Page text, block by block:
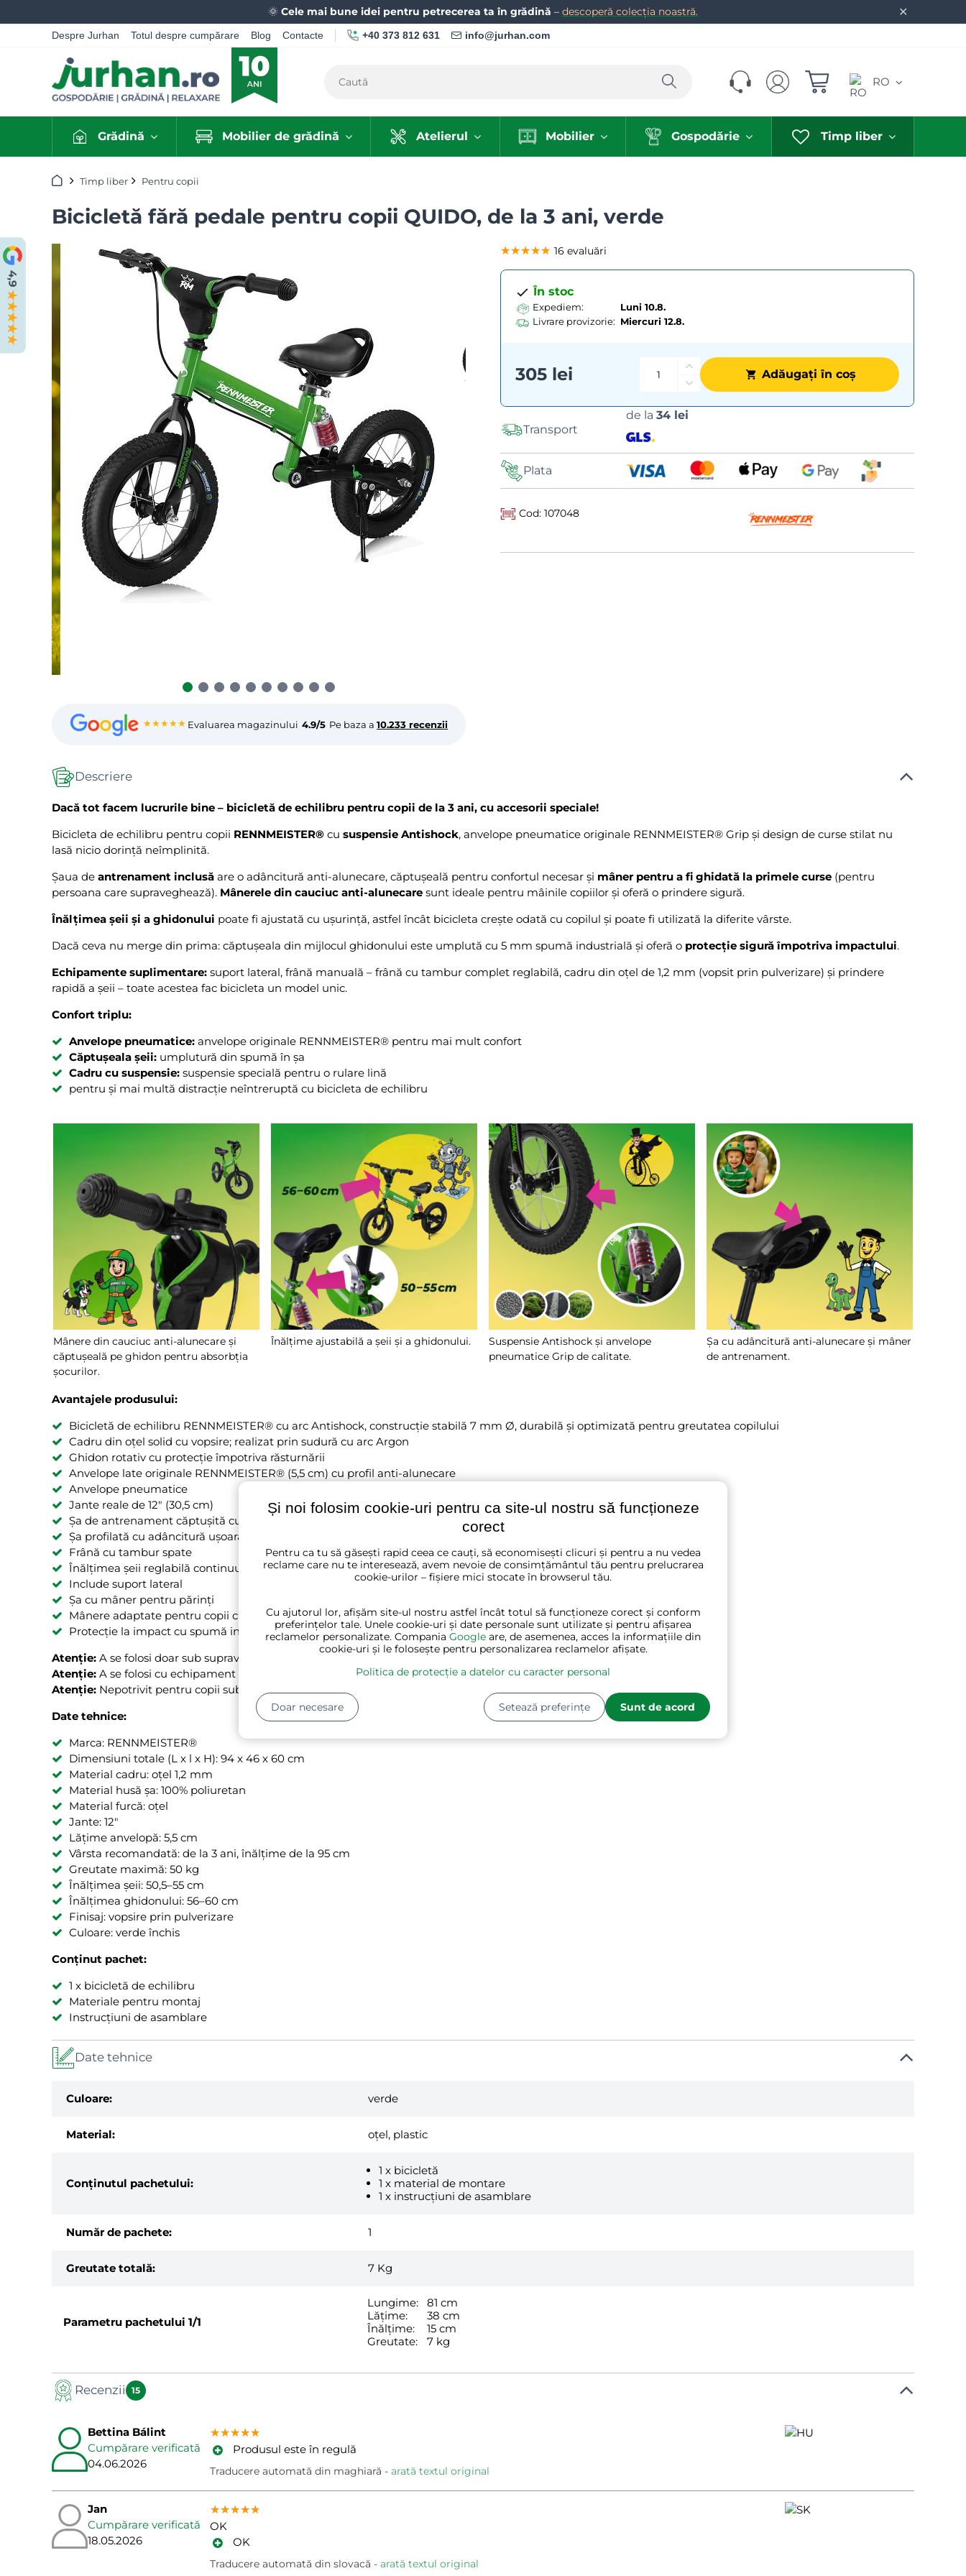
✕
🌞 Cele mai bune idei pentru petrecerea ta în grădină – descoperă colecția noastră.
Despre Jurhan Totul despre cumpărare Blog Contacte +40 373 812 631 info@jurhan.com
Caută RO
Grădină Mobilier de grădină Atelierul Mobilier Gospodărie Timp liber
Acasă Timp liber Pentru copii
Bicicletă fără pedale pentru copii QUIDO, de la 3 ani, verde
★★★★★ Evaluarea magazinului 4.9/5 Pe baza a10.233 recenzii
★★★★★
★★★★★
★★★★★ 16 evaluări
În stoc
Expediem:
Luni 10.8.
Livrare provizorie: Miercuri 12.8.
305 lei Adăugați în coș
Transport
de la34 lei
Plata
Cod: 107048
Descriere
Dacă tot facem lucrurile bine – bicicletă de echilibru pentru copii de la 3 ani, cu accesorii speciale!
Bicicleta de echilibru pentru copii RENNMEISTER® cu suspensie Antishock, anvelope pneumatice originale RENNMEISTER® Grip și design de curse stilat nu
lasă nicio dorință neîmplinită.
Șaua de antrenament inclusă are o adâncitură anti-alunecare, căptușeală pentru confortul necesar și mâner pentru a fi ghidată la primele curse (pentru
persoana care supraveghează). Mânerele din cauciuc anti-alunecare sunt ideale pentru mâinile copiilor și oferă o prindere sigură.
Înălțimea șeii și a ghidonului poate fi ajustată cu ușurință, astfel încât bicicleta crește odată cu copilul și poate fi utilizată la diferite vârste.
Dacă ceva nu merge din prima: căptușeala din mijlocul ghidonului este umplută cu 5 mm spumă industrială și oferă o protecție sigură împotriva impactului.
Echipamente suplimentare: suport lateral, frână manuală – frână cu tambur complet reglabilă, cadru din oțel de 1,2 mm (vopsit prin pulverizare) și prindere
rapidă a șeii – toate acestea fac bicicleta un model unic.
Confort triplu:
Anvelope pneumatice: anvelope originale RENNMEISTER® pentru mai mult confort
Căptușeala șeii: umplutură din spumă în șa
Cadru cu suspensie: suspensie specială pentru o rulare lină
pentru și mai multă distracție neîntreruptă cu bicicleta de echilibru
Mânere din cauciuc anti-alunecare și
căptușeală pe ghidon pentru absorbția
șocurilor.
Înălțime ajustabilă a șeii și a ghidonului.
Suspensie Antishock și anvelope
pneumatice Grip de calitate.
Șa cu adâncitură anti-alunecare și mâner
de antrenament.
Avantajele produsului:
Bicicletă de echilibru RENNMEISTER® cu arc Antishock, construcție stabilă 7 mm Ø, durabilă și optimizată pentru greutatea copilului
Cadru din oțel solid cu vopsire; realizat prin sudură cu arc Argon
Ghidon rotativ cu protecție împotriva răsturnării
Anvelope late originale RENNMEISTER® (5,5 cm) cu profil anti-alunecare
Anvelope pneumatice
Jante reale de 12" (30,5 cm)
Șa de antrenament căptușită cu husă PU rezistentă la murdărie
Șa profilată cu adâncitură ușoară pentru siguranță sporită împotriva alunecării
Frână cu tambur spate
Înălțimea șeii reglabilă continuu între 50,5 și 55 cm cu prindere rapidă
Include suport lateral
Șa cu mâner pentru părinți
Mânere adaptate pentru copii cu protecție laterală și suprafață anti-alunecare
Protecție la impact cu spumă industrială de 5 mm pentru siguranță sporită, acoperită cu material Oxford 600D
Atenție: A se folosi doar sub supravegherea directă a unui adult.
Atenție: A se folosi cu echipament de protecție. Nu este destinat circulației rutiere.
Atenție: Nepotrivit pentru copii sub 3 ani.
Date tehnice:
Marca: RENNMEISTER®
Dimensiuni totale (L x l x H): 94 x 46 x 60 cm
Material cadru: oțel 1,2 mm
Material husă șa: 100% poliuretan
Material furcă: oțel
Jante: 12"
Lățime anvelopă: 5,5 cm
Vârsta recomandată: de la 3 ani, înălțime de la 95 cm
Greutate maximă: 50 kg
Înălțimea șeii: 50,5–55 cm
Înălțimea ghidonului: 56–60 cm
Finisaj: vopsire prin pulverizare
Culoare: verde închis
Conținut pachet:
1 x bicicletă de echilibru
Materiale pentru montaj
Instrucțiuni de asamblare
Date tehnice
Culoare: verde
Material: oțel, plastic
Conținutul pachetului:
1 x bicicletă
1 x material de montare
1 x instrucțiuni de asamblare
Număr de pachete: 1
Greutate totală: 7 Kg
Parametru pachetului 1/1
Lungime:
81 cm
Lățime:
38 cm
Înălțime:
15 cm
Greutate:
7 kg
Recenzii 15
Bettina Bálint
Cumpărare verificată
04.06.2026
★★★★★
★★★★★
★★★★★
Produsul este în regulă
Traducere automată din maghiară arată textul original
Jan
Cumpărare verificată
18.05.2026
★★★★★
★★★★★
★★★★★
OK
OK
Traducere automată din slovacă arată textul original
Și noi folosim cookie-uri pentru ca site-ul nostru să funcționeze
corect
Pentru ca tu să găsești rapid ceea ce cauți, să economisești clicuri și pentru a nu vedea
reclame care nu te interesează, avem nevoie de consimțământul tău pentru prelucrarea
cookie-urilor – fișiere mici stocate în browserul tău.
Cu ajutorul lor, afișăm site-ul nostru astfel încât totul să funcționeze corect și conform
preferințelor tale. Unele cookie-uri și date personale sunt utilizate și pentru afișarea
reclamelor personalizate. Compania Google are, de asemenea, acces la informațiile din
cookie-uri și le folosește pentru personalizarea reclamelor afișate.
Politica de protecție a datelor cu caracter personal
Setează preferințe Sunt de acord
Doar necesare